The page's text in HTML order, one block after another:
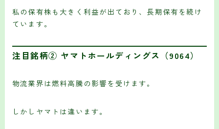
私の保有株も大きく利益が出ており、長期保有を続け
ています。
注目銘柄② ヤマトホールディングス（9064）
物流業界は燃料高騰の影響を受けます。
しかしヤマトは違います。